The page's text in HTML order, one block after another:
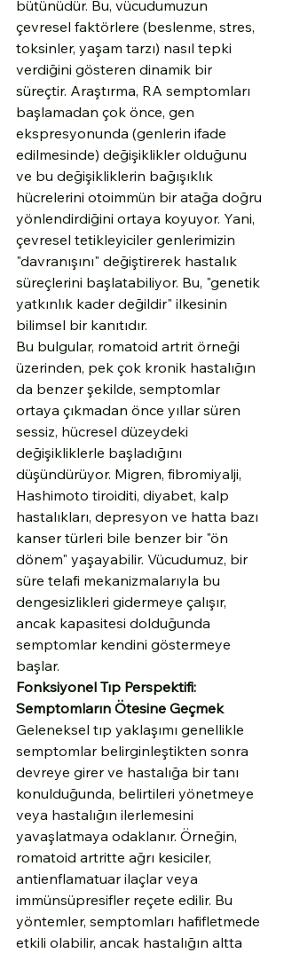
bütünüdür. Bu, vücudumuzun
çevresel faktörlere (beslenme, stres,
toksinler, yaşam tarzı) nasıl tepki
verdiğini gösteren dinamik bir
süreçtir. Araştırma, RA semptomları
başlamadan çok önce, gen
ekspresyonunda (genlerin ifade
edilmesinde) değişiklikler olduğunu
ve bu değişikliklerin bağışıklık
hücrelerini otoimmün bir atağa doğru
yönlendirdiğini ortaya koyuyor. Yani,
çevresel tetikleyiciler genlerimizin
"davranışını" değiştirerek hastalık
süreçlerini başlatabiliyor. Bu, "genetik
yatkınlık kader değildir" ilkesinin
bilimsel bir kanıtıdır.
Bu bulgular, romatoid artrit örneği
üzerinden, pek çok kronik hastalığın
da benzer şekilde, semptomlar
ortaya çıkmadan önce yıllar süren
sessiz, hücresel düzeydeki
değişikliklerle başladığını
düşündürüyor. Migren, fibromiyalji,
Hashimoto tiroiditi, diyabet, kalp
hastalıkları, depresyon ve hatta bazı
kanser türleri bile benzer bir "ön
dönem" yaşayabilir. Vücudumuz, bir
süre telafi mekanizmalarıyla bu
dengesizlikleri gidermeye çalışır,
ancak kapasitesi dolduğunda
semptomlar kendini göstermeye
başlar.
Fonksiyonel Tıp Perspektifi:
Semptomların Ötesine Geçmek
Geleneksel tıp yaklaşımı genellikle
semptomlar belirginleştikten sonra
devreye girer ve hastalığa bir tanı
konulduğunda, belirtileri yönetmeye
veya hastalığın ilerlemesini
yavaşlatmaya odaklanır. Örneğin,
romatoid artritte ağrı kesiciler,
antienflamatuar ilaçlar veya
immünsüpresifler reçete edilir. Bu
yöntemler, semptomları hafifletmede
etkili olabilir, ancak hastalığın altta